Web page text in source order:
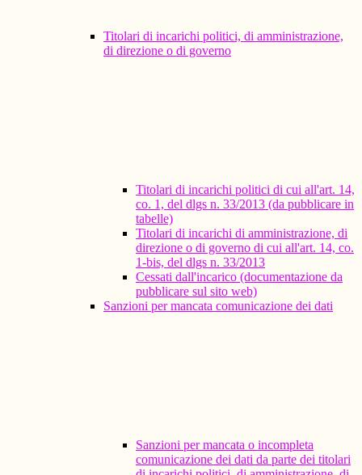
Titolari di incarichi politici, di amministrazione,
di direzione o di governo
Titolari di incarichi politici di cui all'art. 14,
co. 1, del dlgs n. 33/2013 (da pubblicare in
tabelle)
Titolari di incarichi di amministrazione, di
direzione o di governo di cui all'art. 14, co.
1-bis, del dlgs n. 33/2013
Cessati dall'incarico (documentazione da
pubblicare sul sito web)
Sanzioni per mancata comunicazione dei dati
Sanzioni per mancata o incompleta
comunicazione dei dati da parte dei titolari